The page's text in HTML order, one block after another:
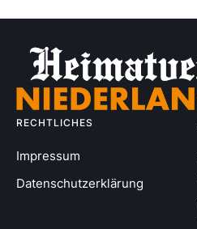
RECHTLICHES
Impressum
Datenschutzerklärung